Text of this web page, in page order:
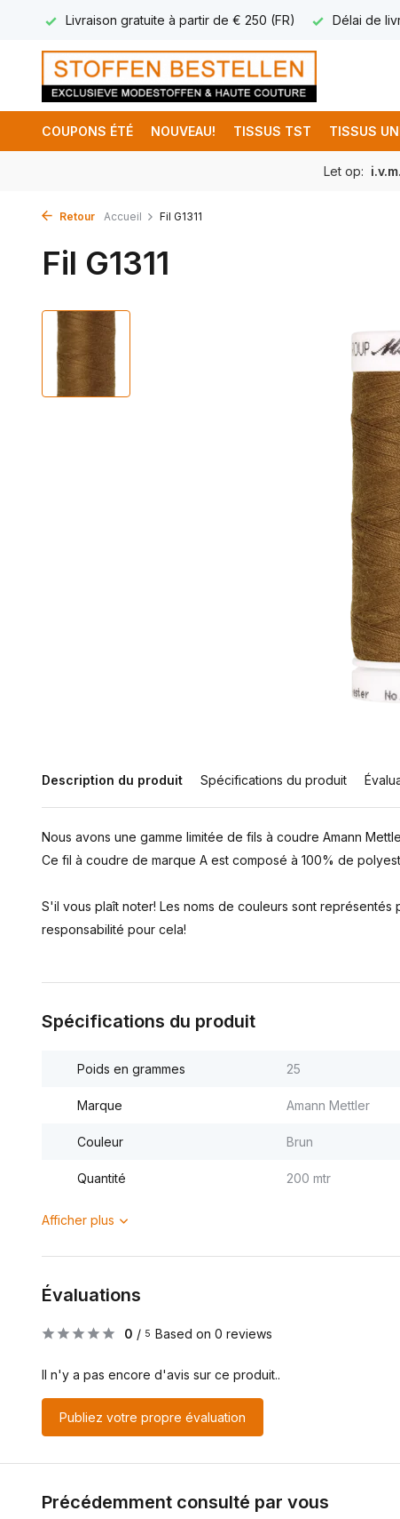
Livraison gratuite à partir de € 250 (FR) Délai de
COUPONS ÉTÉ NOUVEAU! TISSUS TST TISSUS
Let op:
Retour Accueil Fil G1311
Fil G1311
Description du produit Spécifications du produit
Nous avons une gamme limitée de fils à coudre Amann
Ce fil à coudre de marque A est composé à 100% de
S'il vous plaît noter! Les noms de couleurs sont représentés
responsabilité pour cela!
Spécifications du produit
Poids en grammes 25
Marque Amann Mettler
Couleur Brun
Quantité 200 mtr
Afficher plus
Évaluations
0 / 5 Based on 0 reviews
Il n'y a pas encore d'avis sur ce produit..
Publiez votre propre évaluation
Précédemment consulté par vous